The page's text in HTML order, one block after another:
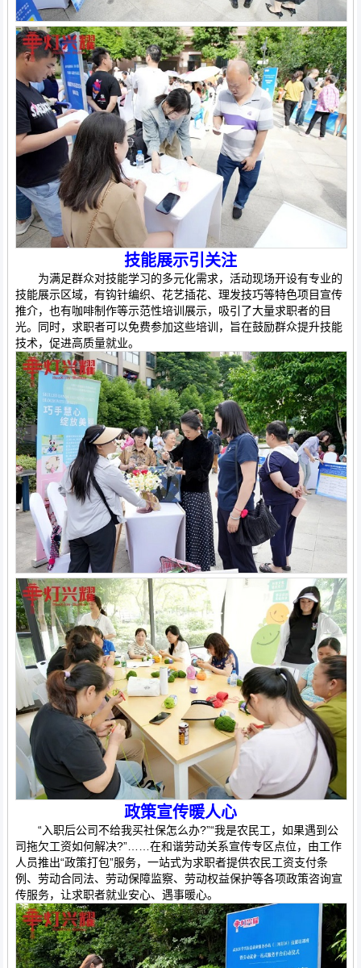
技能展示引关注
为满足群众对技能学习的多元化需求，活动现场开设有专业的
技能展示区域，有钩针编织、花艺插花、理发技巧等特色项目宣传
推介，也有咖啡制作等示范性培训展示，吸引了大量求职者的目
光。同时，求职者可以免费参加这些培训，旨在鼓励群众提升技能
技术，促进高质量就业。
政策宣传暖人心
“入职后公司不给我买社保怎么办?”“我是农民工，如果遇到公
司拖欠工资如何解决?”……在和谐劳动关系宣传专区点位，由工作
人员推出“政策打包”服务，一站式为求职者提供农民工资支付条
例、劳动合同法、劳动保障监察、劳动权益保护等各项政策咨询宣
传服务，让求职者就业安心、遇事暖心。